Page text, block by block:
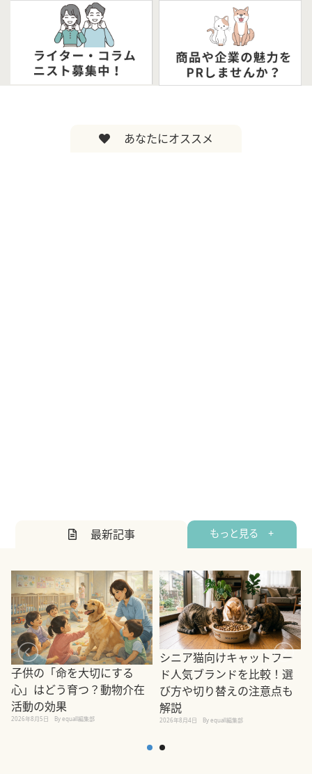
あなたにオススメ
最新記事 もっと見る +
子供の「命を大切にする
心」はどう育つ？動物介在
活動の効果
2026年8月5日 By equall編集部
シニア猫向けキャットフー
ド人気ブランドを比較！選
び方や切り替えの注意点も
解説
2026年8月4日 By equall編集部